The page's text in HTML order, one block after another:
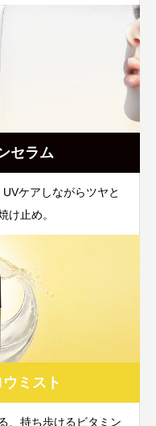
セラム
ケアしながらツヤと
け止め。
ミスト
、持ち歩けるビタミン